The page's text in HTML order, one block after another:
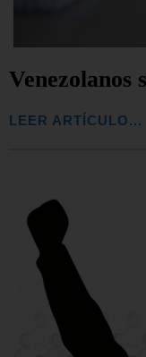
Venezolanos
LEER ARTÍCULO...